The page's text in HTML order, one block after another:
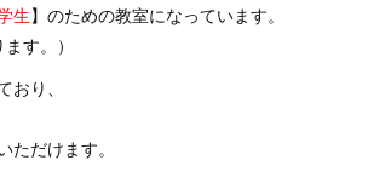
生】のための教室になっています。
す。）
り、
だけます。